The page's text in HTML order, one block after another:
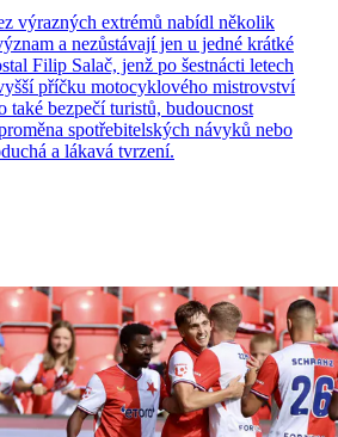
výrazných extrémů nabídl několik
a nezůstávají jen u jedné krátké
Filip Salač, jenž po šestnácti letech
příčku motocyklového mistrovství
také bezpečí turistů, budoucnost
spotřebitelských návyků nebo
a lákavá tvrzení.